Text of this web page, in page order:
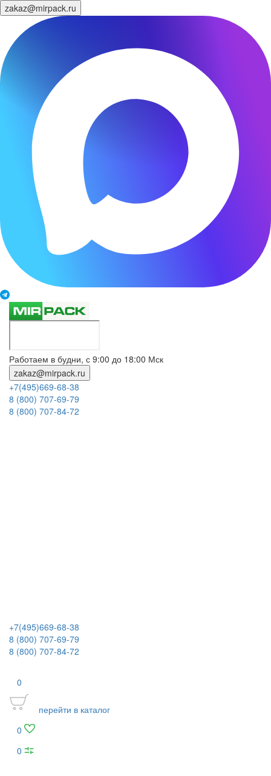
zakaz@mirpack.ru
Работаем в будни, с 9:00 до 18:00 Мск
zakaz@mirpack.ru
+7(495)669-68-38
8 (800) 707-69-79
8 (800) 707-84-72
+7(495)669-68-38
8 (800) 707-69-79
8 (800) 707-84-72
0
перейти в каталог
0
0